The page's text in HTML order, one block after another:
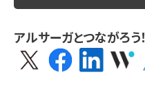
アルサーガとつながろう！